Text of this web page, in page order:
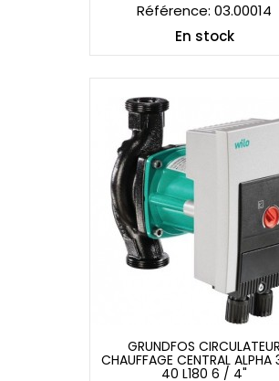
Référence: 03.00014
En stock
GRUNDFOS CIRCULATEUR
GRUNDFOS CIRCULATEUR
CHAUFFAGE CENTRAL
40 L180 6 / 4"